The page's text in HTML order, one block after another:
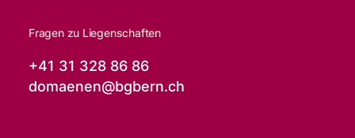
Fragen zu Liegenschaften
+41 31 328 86 86
domaenen@bgbern.ch